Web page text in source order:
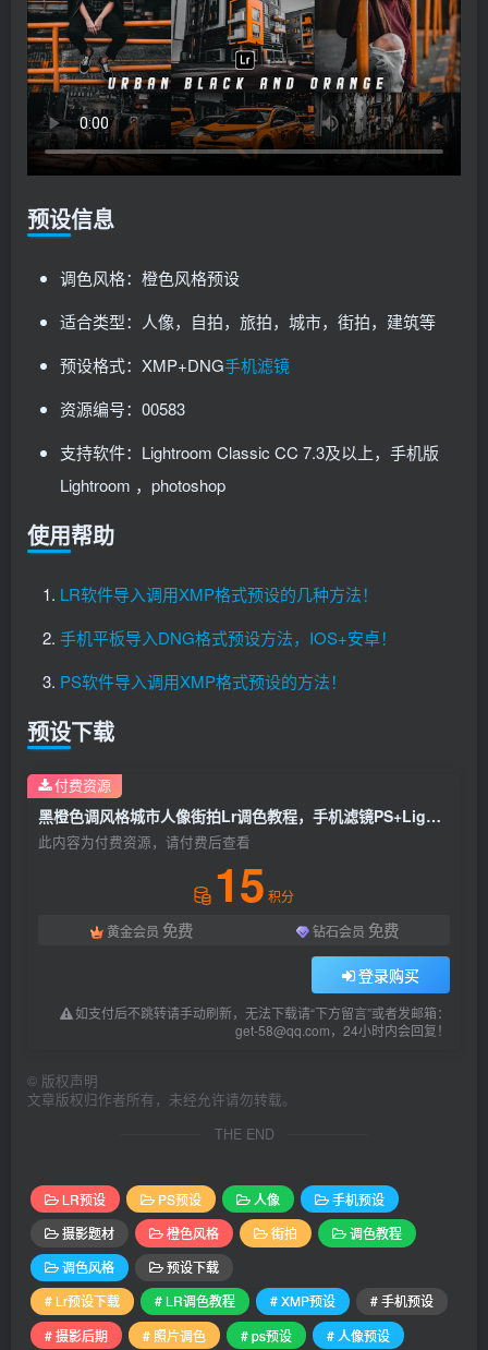
预设信息
调色风格：橙色风格预设
适合类型：人像，自拍，旅拍，城市，街拍，建筑等
预设格式：XMP+DNG手机滤镜
资源编号：00583
支持软件：Lightroom Classic CC 7.3及以上，手机版
Lightroom ，photoshop
使用帮助
LR软件导入调用XMP格式预设的几种方法！
手机平板导入DNG格式预设方法，IOS+安卓！
PS软件导入调用XMP格式预设的方法！
预设下载
黑橙色调风格城市人像街拍Lr调色教程，手机滤镜PS+Lightroom预设下载！
此内容为付费资源，请付费后查看
15 积分
黄金会员 免费 钻石会员 免费
登录购买
如支付后不跳转请手动刷新，无法下载请“下方留言”或者发邮箱：
get-58@qq.com，24小时内会回复！
付费资源
© 版权声明
文章版权归作者所有，未经允许请勿转载。
THE END
LR预设 PS预设 人像
手机预设
摄影题材
橙色风格 街拍
调色教程
调色风格
预设下载
# Lr预设下载
# LR调色教程 # XMP预设
# 手机预设
# 摄影后期
# 照片调色 # ps预设
# 人像预设